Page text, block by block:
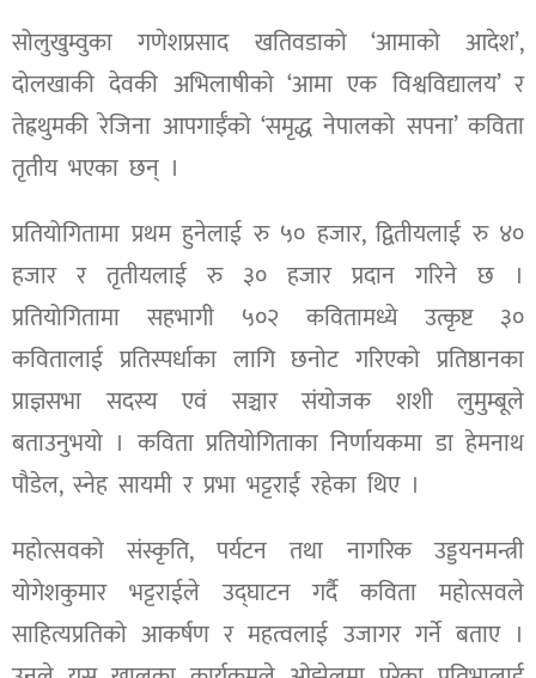
सोलुखुम्वुका गणेशप्रसाद खतिवडाको ‘आमाको आदेश’,
दोलखाकी देवकी अभिलाषीको ‘आमा एक विश्वविद्यालय’ र
तेह्रथुमकी रेजिना आपगाईँको ‘समृद्ध नेपालको सपना’ कविता
तृतीय भएका छन् ।
प्रतियोगितामा प्रथम हुनेलाई रु ५० हजार, द्वितीयलाई रु ४०
हजार र तृतीयलाई रु ३० हजार प्रदान गरिने छ ।
प्रतियोगितामा सहभागी ५०२ कवितामध्ये उत्कृष्ट ३०
कवितालाई प्रतिस्पर्धाका लागि छनोट गरिएको प्रतिष्ठानका
प्राज्ञसभा सदस्य एवं सञ्चार संयोजक शशी लुमुम्बूले
बताउनुभयो । कविता प्रतियोगिताका निर्णायकमा डा हेमनाथ
पौडेल, स्नेह सायमी र प्रभा भट्टराई रहेका थिए ।
महोत्सवको संस्कृति, पर्यटन तथा नागरिक उड्डयनमन्त्री
योगेशकुमार भट्टराईले उद्घाटन गर्दै कविता महोत्सवले
साहित्यप्रतिको आकर्षण र महत्वलाई उजागर गर्ने बताए ।